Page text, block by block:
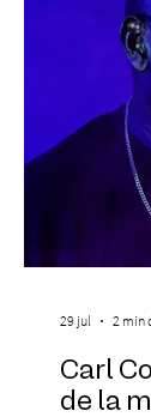
es una forma
propósito,
Corrida
Carl
de la
29 jul 2 min